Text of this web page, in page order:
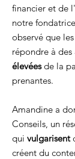
financier et de
notre
observé que
répondre à des
élevéesde la
prenantes.
Amandine a
Conseils, un
qui vulgarisent
créent du